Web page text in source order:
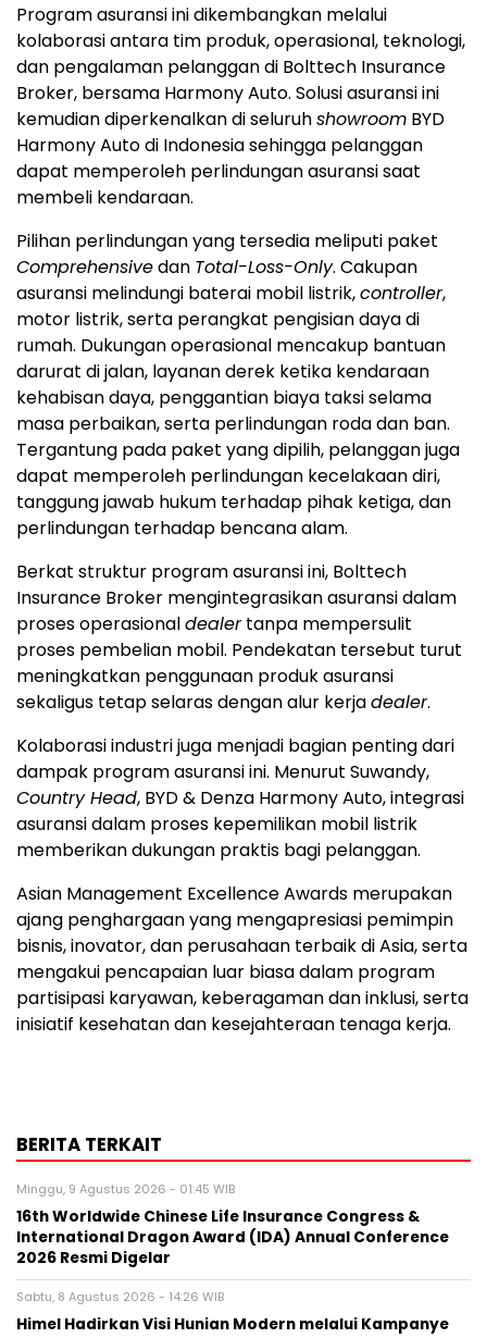
Program asuransi ini dikembangkan melalui
kolaborasi antara tim produk, operasional, teknologi,
dan pengalaman pelanggan di Bolttech Insurance
Broker, bersama Harmony Auto. Solusi asuransi ini
kemudian diperkenalkan di seluruhshowroom BYD
Harmony Auto di Indonesia sehingga pelanggan
dapat memperoleh perlindungan asuransi saat
membeli kendaraan.
Pilihan perlindungan yang tersedia meliputi paket
Comprehensivedan Total-Loss-Only. Cakupan
asuransi melindungi baterai mobil listrik,controller,
motor listrik, serta perangkat pengisian daya di
rumah. Dukungan operasional mencakup bantuan
darurat di jalan, layanan derek ketika kendaraan
kehabisan daya, penggantian biaya taksi selama
masa perbaikan, serta perlindungan roda dan ban.
Tergantung pada paket yang dipilih, pelanggan juga
dapat memperoleh perlindungan kecelakaan diri,
tanggung jawab hukum terhadap pihak ketiga, dan
perlindungan terhadap bencana alam.
Berkat struktur program asuransi ini, Bolttech
Insurance Broker mengintegrasikan asuransi dalam
proses operasionaldealertanpa mempersulit
proses pembelian mobil. Pendekatan tersebut turut
meningkatkan penggunaan produk asuransi
sekaligus tetap selaras dengan alur kerjadealer.
Kolaborasi industri juga menjadi bagian penting dari
dampak program asuransi ini. Menurut Suwandy,
Country Head, BYD & Denza Harmony Auto, integrasi
asuransi dalam proses kepemilikan mobil listrik
memberikan dukungan praktis bagi pelanggan.
Asian Management Excellence Awards merupakan
ajang penghargaan yang mengapresiasi pemimpin
bisnis, inovator, dan perusahaan terbaik di Asia, serta
mengakui pencapaian luar biasa dalam program
partisipasi karyawan, keberagaman dan inklusi, serta
inisiatif kesehatan dan kesejahteraan tenaga kerja.
BERITA TERKAIT
Minggu, 9 Agustus 2026 - 01:45 WIB
16th Worldwide Chinese Life Insurance Congress &
International Dragon Award (IDA) Annual Conference
2026 Resmi Digelar
Sabtu, 8 Agustus 2026 - 14:26 WIB
Himel Hadirkan Visi Hunian Modern melalui Kampanye